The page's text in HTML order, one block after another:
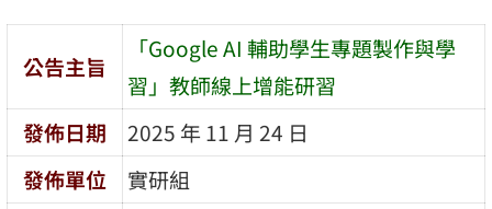
公告主旨
「Google AI 輔助學生專題製作與學
習」教師線上增能研習
發佈日期
2025 年 11 月 24 日
發佈單位
實研組